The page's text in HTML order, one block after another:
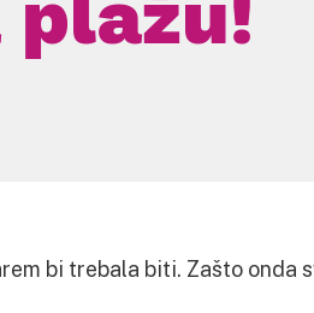
bi trebala biti. Zašto onda